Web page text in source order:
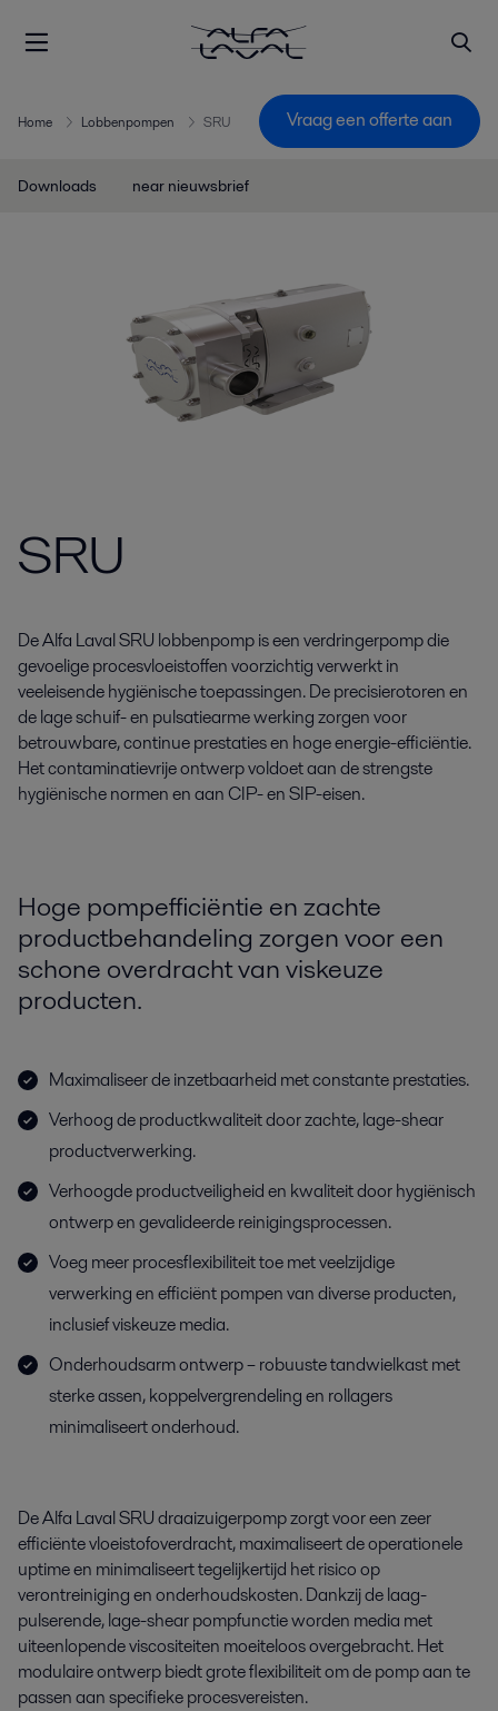
Home Lobbenpompen SRU Vraag een offerte aan
Downloads near nieuwsbrief
SRU
De Alfa Laval SRU lobbenpomp is een verdringerpomp die
gevoelige procesvloeistoffen voorzichtig verwerkt in
veeleisende hygiënische toepassingen. De precisierotoren en
de lage schuif- en pulsatiearme werking zorgen voor
betrouwbare, continue prestaties en hoge energie-efficiëntie.
Het contaminatievrije ontwerp voldoet aan de strengste
hygiënische normen en aan CIP- en SIP-eisen.
Hoge pompefficiëntie en zachte
productbehandeling zorgen voor een
schone overdracht van viskeuze
producten.
Maximaliseer de inzetbaarheid met constante prestaties.
Verhoog de productkwaliteit door zachte, lage-shear
productverwerking.
Verhoogde productveiligheid en kwaliteit door hygiënisch
ontwerp en gevalideerde reinigingsprocessen.
Voeg meer procesflexibiliteit toe met veelzijdige
verwerking en efficiënt pompen van diverse producten,
inclusief viskeuze media.
Onderhoudsarm ontwerp – robuuste tandwielkast met
sterke assen, koppelvergrendeling en rollagers
minimaliseert onderhoud.
De Alfa Laval SRU draaizuigerpomp zorgt voor een zeer
efficiënte vloeistofoverdracht, maximaliseert de operationele
uptime en minimaliseert tegelijkertijd het risico op
verontreiniging en onderhoudskosten. Dankzij de laag-
pulserende, lage-shear pompfunctie worden media met
uiteenlopende viscositeiten moeiteloos overgebracht. Het
modulaire ontwerp biedt grote flexibiliteit om de pomp aan te
passen aan specifieke procesvereisten.